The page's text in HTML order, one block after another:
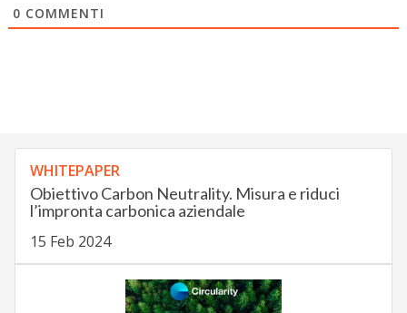
0 COMMENTI
WHITEPAPER
Obiettivo Carbon Neutrality. Misura e riduci
l’impronta carbonica aziendale
15 Feb 2024